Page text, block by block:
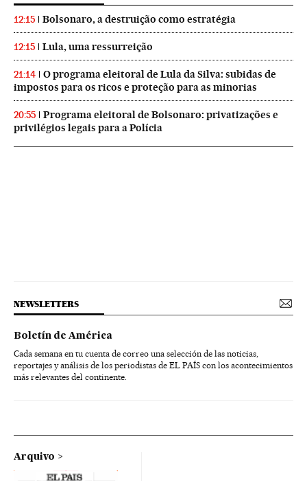
12:15 Bolsonaro, a destruição como estratégia
12:15 Lula, uma ressurreição
21:14
O programa eleitoral de Lula da Silva: subidas de
impostos para os ricos e proteção para as minorias
20:55
Programa eleitoral de Bolsonaro: privatizações e
privilégios legais para a Polícia
NEWSLETTERS
Boletín de América
Cada semana en tu cuenta de correo una selección de las noticias,
reportajes y análisis de los periodistas de EL PAÍS con los acontecimientos
más relevantes del continente.
Arquivo